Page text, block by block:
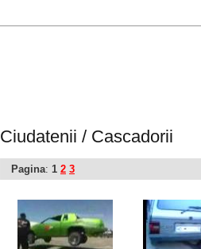
Ciudatenii / Cascadorii
Pagina: 1 2 3